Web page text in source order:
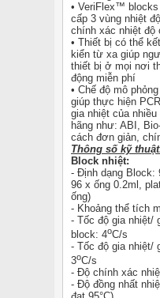
• VeriFlex™
cấp 3 vùng nhiệt
chính xác nhiệt độ
• Thiết bị có thể
kiển từ xa giúp
thiết bị ở mọi nơi
động miễn phí
• Chế độ mô
giúp thực hiện
gia nhiệt của
hãng như: ABI,
cách đơn giản,
Thông số kỹ
Block nhiệt:
- Định dạng Block:
96 x ống 0.2ml,
ống)
- Khoảng thể tích
- Tốc độ gia nhiệt/
block: 4oC/s
- Tốc độ gia nhiệt/
3oC/s
- Độ chính xác
- Độ đồng nhất